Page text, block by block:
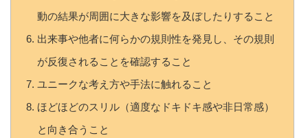
動の結果が周囲に大きな影響を及ぼしたりすること
出来事や他者に何らかの規則性を発見し、その規則
が反復されることを確認すること
ユニークな考え方や手法に触れること
ほどほどのスリル（適度なドキドキ感や非日常感）
と向き合うこと